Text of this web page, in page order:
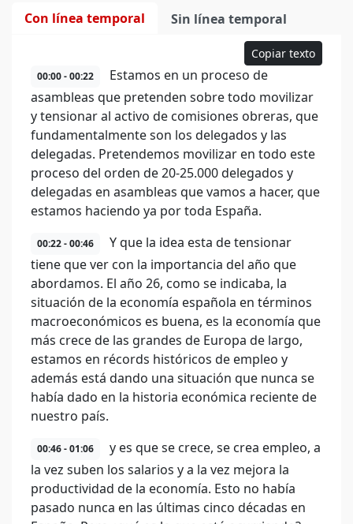
Con línea temporal Sin línea temporal
Copiar texto
00:00 - 00:22
Estamos en un proceso de
asambleas que pretenden sobre todo movilizar
y tensionar al activo de comisiones obreras, que
fundamentalmente son los delegados y las
delegadas. Pretendemos movilizar en todo este
proceso del orden de 20-25.000 delegados y
delegadas en asambleas que vamos a hacer, que
estamos haciendo ya por toda España.
00:22 - 00:46
Y que la idea esta de tensionar
tiene que ver con la importancia del año que
abordamos. El año 26, como se indicaba, la
situación de la economía española en términos
macroeconómicos es buena, es la economía que
más crece de las grandes de Europa de largo,
estamos en récords históricos de empleo y
además está dando una situación que nunca se
había dado en la historia económica reciente de
nuestro país.
00:46 - 01:06
y es que se crece, se crea empleo, a
la vez suben los salarios y a la vez mejora la
productividad de la economía. Esto no había
pasado nunca en las últimas cinco décadas en